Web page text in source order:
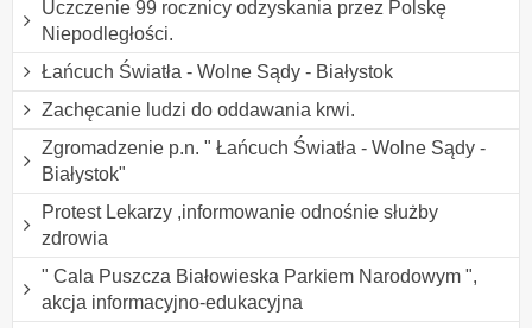
Uczczenie 99 rocznicy odzyskania przez Polskę
Niepodległości.
Łańcuch Światła - Wolne Sądy - Białystok
Zachęcanie ludzi do oddawania krwi.
Zgromadzenie p.n. " Łańcuch Światła - Wolne Sądy -
Białystok"
Protest Lekarzy ,informowanie odnośnie służby
zdrowia
" Cala Puszcza Białowieska Parkiem Narodowym ",
akcja informacyjno-edukacyjna